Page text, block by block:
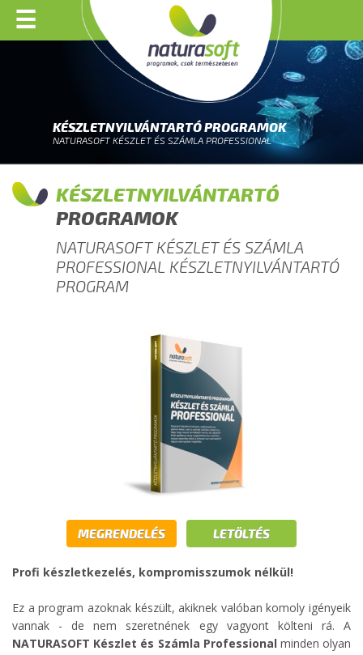
☰
KÉSZLETNYILVÁNTARTÓ PROGRAMOK
NATURASOFT KÉSZLET ÉS SZÁMLA PROFESSIONAL
KÉSZLETNYILVÁNTARTÓ
PROGRAMOK
NATURASOFT KÉSZLET ÉS SZÁMLA
PROFESSIONAL KÉSZLETNYILVÁNTARTÓ
PROGRAM
MEGRENDELÉS LETÖLTÉS
Profi készletkezelés, kompromisszumok nélkül!
Ez a program azoknak készült, akiknek valóban komoly igényeik
vannak - de nem szeretnének egy vagyont költeni rá. A
NATURASOFT Készlet és Számla Professional minden olyan